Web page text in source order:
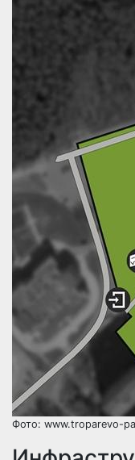
Фото: www.troparevo-